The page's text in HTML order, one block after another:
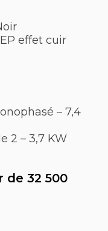
effet cuir
– 7,4
2 – 3,7 KW
de 32 500